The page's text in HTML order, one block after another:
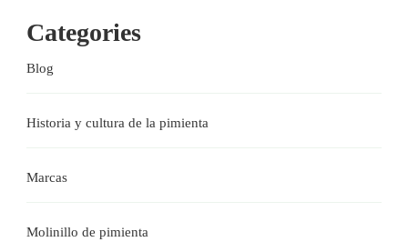
Categories
Blog
Historia y cultura de la pimienta
Marcas
Molinillo de pimienta